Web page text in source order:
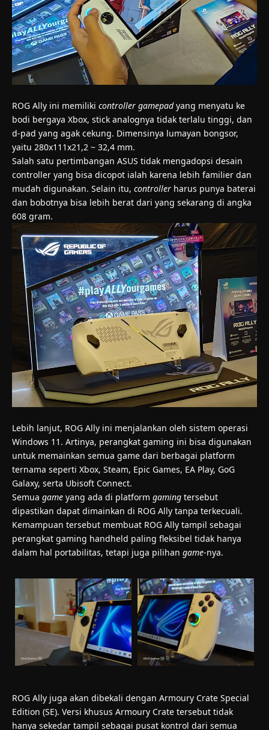
ROG Ally ini memiliki controller gamepadyang menyatu ke
bodi bergaya Xbox, stick analognya tidak terlalu tinggi, dan
d-pad yang agak cekung. Dimensinya lumayan bongsor,
yaitu 280x111x21,2 ~ 32,4 mm.
Salah satu pertimbangan ASUS tidak mengadopsi desain
controller yang bisa dicopot ialah karena lebih familier dan
mudah digunakan. Selain itu, controller harus punya baterai
dan bobotnya bisa lebih berat dari yang sekarang di angka
608 gram.
Lebih lanjut, ROG Ally ini menjalankan oleh sistem operasi
Windows 11. Artinya, perangkat gaming ini bisa digunakan
untuk memainkan semua game dari berbagai platform
ternama seperti Xbox, Steam, Epic Games, EA Play, GoG
Galaxy, serta Ubisoft Connect.
Semua game yang ada di platform gaming tersebut
dipastikan dapat dimainkan di ROG Ally tanpa terkecuali.
Kemampuan tersebut membuat ROG Ally tampil sebagai
perangkat gaming handheld paling fleksibel tidak hanya
dalam hal portabilitas, tetapi juga pilihan game-nya.
ROG Ally juga akan dibekali dengan Armoury Crate Special
Edition (SE). Versi khusus Armoury Crate tersebut tidak
hanya sekedar tampil sebagai pusat kontrol dari semua